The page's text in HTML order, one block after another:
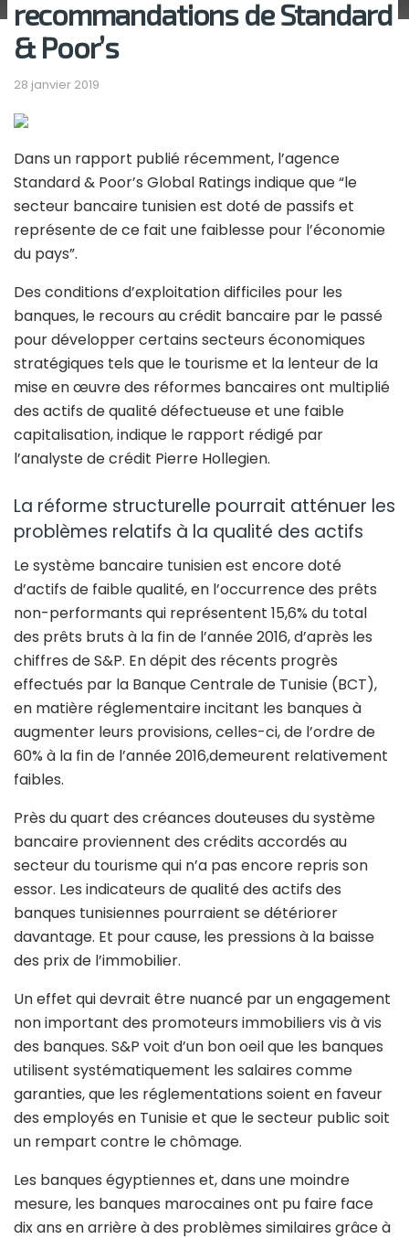
recommandations de Standard
& Poor’s
28 janvier 2019
Dans un rapport publié récemment, l’agence
Standard & Poor’s Global Ratings indique que “le
secteur bancaire tunisien est doté de passifs et
représente de ce fait une faiblesse pour l’économie
du pays”.
Des conditions d’exploitation difficiles pour les
banques, le recours au crédit bancaire par le passé
pour développer certains secteurs économiques
stratégiques tels que le tourisme et la lenteur de la
mise en œuvre des réformes bancaires ont multiplié
des actifs de qualité défectueuse et une faible
capitalisation, indique le rapport rédigé par
l’analyste de crédit Pierre Hollegien.
La réforme structurelle pourrait atténuer les
problèmes relatifs à la qualité des actifs
Le système bancaire tunisien est encore doté
d’actifs de faible qualité, en l’occurrence des prêts
non-performants qui représentent 15,6% du total
des prêts bruts à la fin de l’année 2016, d’après les
chiffres de S&P. En dépit des récents progrès
effectués par la Banque Centrale de Tunisie (BCT),
en matière réglementaire incitant les banques à
augmenter leurs provisions, celles-ci, de l’ordre de
60% à la fin de l’année 2016,demeurent relativement
faibles.
Près du quart des créances douteuses du système
bancaire proviennent des crédits accordés au
secteur du tourisme qui n’a pas encore repris son
essor. Les indicateurs de qualité des actifs des
banques tunisiennes pourraient se détériorer
davantage. Et pour cause, les pressions à la baisse
des prix de l’immobilier.
Un effet qui devrait être nuancé par un engagement
non important des promoteurs immobiliers vis à vis
des banques. S&P voit d’un bon oeil que les banques
utilisent systématiquement les salaires comme
garanties, que les réglementations soient en faveur
des employés en Tunisie et que le secteur public soit
un rempart contre le chômage.
Les banques égyptiennes et, dans une moindre
mesure, les banques marocaines ont pu faire face
dix ans en arrière à des problèmes similaires grâce à